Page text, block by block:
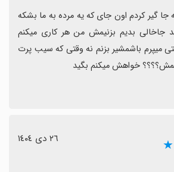
خواهش میکنم بگید
٢٦ دی ١٤٠٤